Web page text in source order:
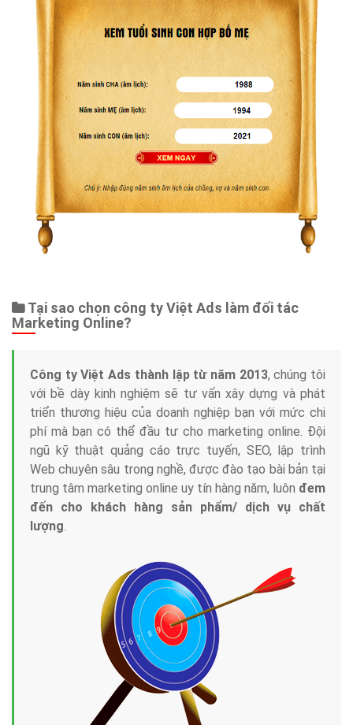
Tại sao chọn công ty Việt Ads làm đối tác
Marketing Online?
Công ty Việt Ads thành lập từ năm 2013, chúng tôi
với bề dày kinh nghiệm sẽ tư vấn xây dựng và phát
triển thương hiệu của doanh nghiệp bạn với mức chi
phí mà bạn có thể đầu tư cho marketing online. Đội
ngũ kỹ thuật quảng cáo trực tuyến, SEO, lập trình
Web chuyên sâu trong nghề, được đào tạo bài bản tại
trung tâm marketing online uy tín hàng năm, luôn đem
đến cho khách hàng sản phẩm/ dịch vụ chất
lượng.